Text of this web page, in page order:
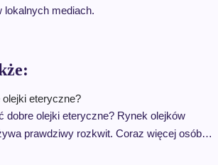
lokalnych mediach.
eteryczne?
dobre olejki eteryczne? Rynek olejków
prawdziwy rozkwit. Coraz więcej osób…